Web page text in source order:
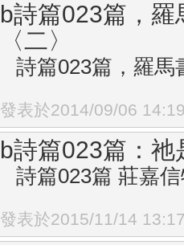
b詩篇023篇，
〈二〉
詩篇023篇，羅
發表於2014/09/06
b詩篇023篇：
詩篇023篇 莊嘉
發表於2015/11/14